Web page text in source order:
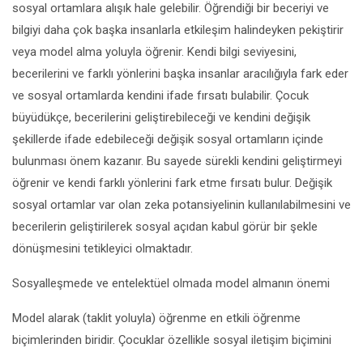
sosyal ortamlara alışık hale gelebilir. Öğrendiği bir beceriyi ve
bilgiyi daha çok başka insanlarla etkileşim halindeyken pekiştirir
veya model alma yoluyla öğrenir. Kendi bilgi seviyesini,
becerilerini ve farklı yönlerini başka insanlar aracılığıyla fark eder
ve sosyal ortamlarda kendini ifade fırsatı bulabilir. Çocuk
büyüdükçe, becerilerini geliştirebileceği ve kendini değişik
şekillerde ifade edebileceği değişik sosyal ortamların içinde
bulunması önem kazanır. Bu sayede sürekli kendini geliştirmeyi
öğrenir ve kendi farklı yönlerini fark etme fırsatı bulur. Değişik
sosyal ortamlar var olan zeka potansiyelinin kullanılabilmesini ve
becerilerin geliştirilerek sosyal açıdan kabul görür bir şekle
dönüşmesini tetikleyici olmaktadır.
Sosyalleşmede ve entelektüel olmada model almanın önemi
Model alarak (taklit yoluyla) öğrenme en etkili öğrenme
biçimlerinden biridir. Çocuklar özellikle sosyal iletişim biçimini